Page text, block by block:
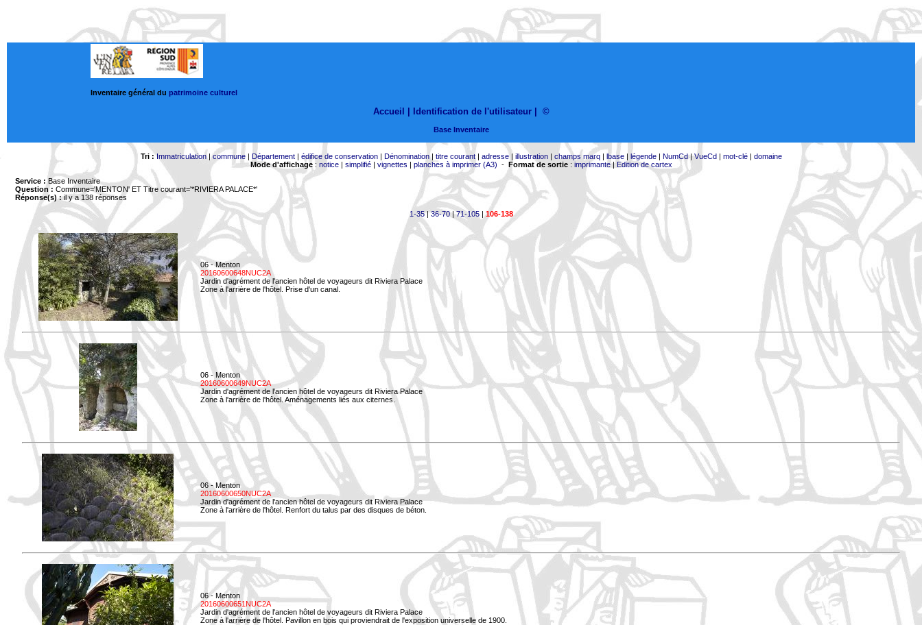
Inventaire général du patrimoine culturel
Accueil | Identification de l'utilisateur ©
Base Inventaire
Tri : Immatriculation|commune| Département| édifice de conservation| Dénomination| titre courant| adresse| illustration| champs marq| lbase| légende| NumCd|VueCd| mot-clé| domaine
Mode d'affichage: notice| simplifié| vignettes | planches à imprimer (A3) - Format de sortie: imprimante|Edition de cartex
Service : Base Inventaire
Question : Commune='MENTON' ET Titre courant='*RIVIERA PALACE*'
Réponse(s) :il y a 138 réponses
1-35|36-70|71-105| 106-138
06 - Menton
20160600648NUC2A
Jardin d'agrément de l'ancien hôtel de voyageurs dit Riviera Palace
Zone à l'arrière de l'hôtel. Prise d'un canal.
06 - Menton
20160600649NUC2A
Jardin d'agrément de l'ancien hôtel de voyageurs dit Riviera Palace
Zone à l'arrière de l'hôtel. Aménagements liés aux citernes.
06 - Menton
20160600650NUC2A
Jardin d'agrément de l'ancien hôtel de voyageurs dit Riviera Palace
Zone à l'arrière de l'hôtel. Renfort du talus par des disques de béton.
06 - Menton
20160600651NUC2A
Jardin d'agrément de l'ancien hôtel de voyageurs dit Riviera Palace
Zone à l'arrière de l'hôtel. Pavillon en bois qui proviendrait de l'exposition universelle de 1900.